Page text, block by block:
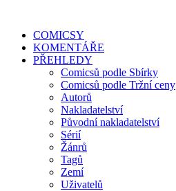
COMICSY
KOMENTÁŘE
PŘEHLEDY
Comicsů podle Sbírky
Comicsů podle Tržní ceny
Autorů
Nakladatelství
Původní nakladatelství
Sérií
Žánrů
Tagů
Zemí
Uživatelů